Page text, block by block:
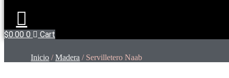
$0.00 0 Cart
Inicio /Madera / Servilletero Naab